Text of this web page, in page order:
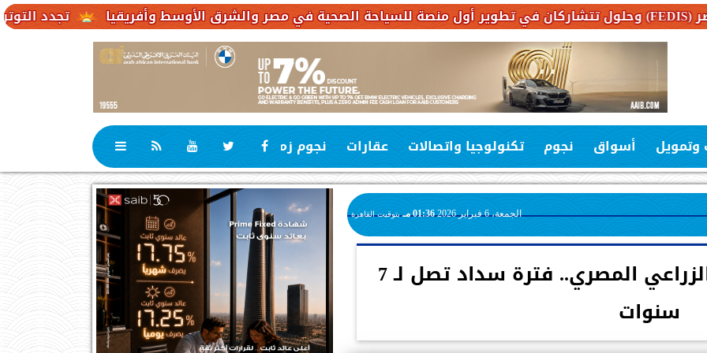
تجدد التوترات يخفض صادرات
وتمويل أسواق نجوم تكنولوجيا واتصالات عقارات نجوم زمان رياضة
الجمعة، 6 فبراير 2026 01:36 مـ بتوقيت القاهرة
قرض السيارة من البنك الزراعي المصري.. فترة سداد تصل لـ 7
سنوات